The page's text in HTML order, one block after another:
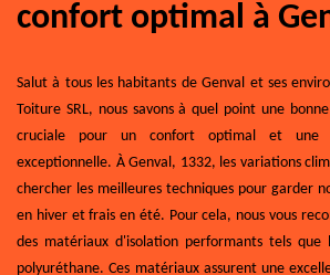
confort optimal à
Salut à tous les habitants de Genval et ses
Toiture SRL, nous savons à quel point une
cruciale pour un confort optimal et une
exceptionnelle. À Genval, 1332, les variations
chercher les meilleures techniques pour garder
en hiver et frais en été. Pour cela, nous vous
des matériaux d'isolation performants tels
polyuréthane. Ces matériaux assurent une